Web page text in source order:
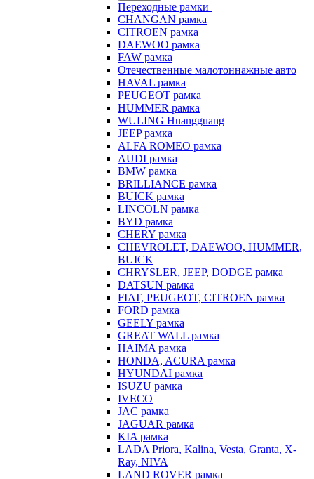
Переходные рамки
CHANGAN рамка
CITROEN рамка
DAEWOO рамка
FAW рамка
Отечественные малотоннажные авто
HAVAL рамка
PEUGEOT рамка
HUMMER рамка
WULING Huangguang
JEEP рамка
ALFA ROMEO рамка
AUDI рамка
BMW рамка
BRILLIANCE рамка
BUICK рамка
LINCOLN рамка
BYD рамка
CHERY рамка
CHEVROLET, DAEWOO, HUMMER,
BUICK
CHRYSLER, JEEP, DODGE рамка
DATSUN рамка
FIAT, PEUGEOT, CITROEN рамка
FORD рамка
GEELY рамка
GREAT WALL рамка
HAIMA рамка
HONDA, ACURA рамка
HYUNDAI рамка
ISUZU рамка
IVECO
JAC рамка
JAGUAR рамка
KIA рамка
LADA Priora, Kalina, Vesta, Granta, X-
Ray, NIVA
LAND ROVER рамка